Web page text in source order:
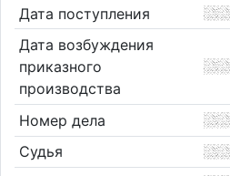
Дата поступления
Дата возбуждения
приказного
производства
Номер дела
Судья